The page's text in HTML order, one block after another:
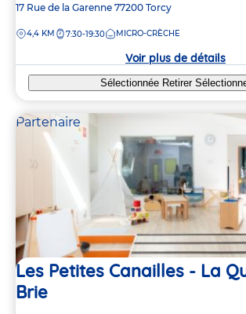
Adresse
la
17 Rue de la Garenne 77200 Torcy
DISTANCE
4,4 KM 7:30-19:30 MICRO-CRÈCHE
Voir plus de détails
Sélectionnée Retirer
Partenaire
Les Petites Canailles - La
Brie